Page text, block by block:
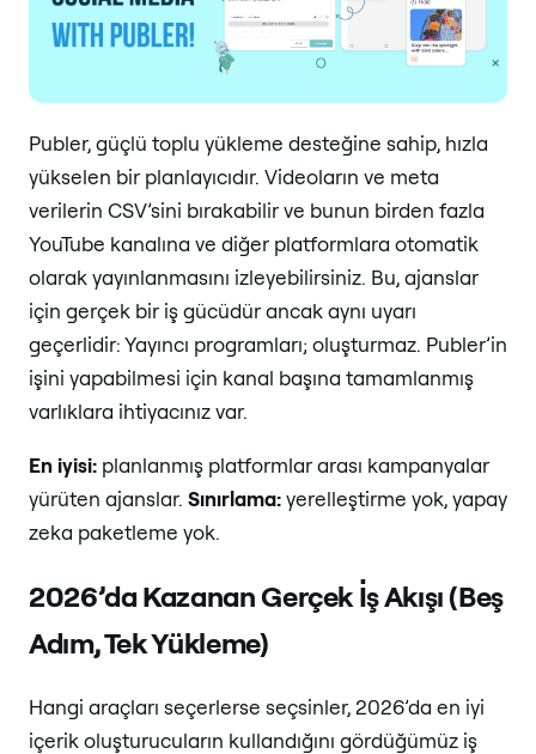
Publer, güçlü toplu yükleme desteğine sahip, hızla
yükselen bir planlayıcıdır. Videoların ve meta
verilerin CSV’sini bırakabilir ve bunun birden fazla
YouTube kanalına ve diğer platformlara otomatik
olarak yayınlanmasını izleyebilirsiniz. Bu, ajanslar
için gerçek bir iş gücüdür ancak aynı uyarı
geçerlidir: Yayıncı programları; oluşturmaz. Publer’in
işini yapabilmesi için kanal başına tamamlanmış
varlıklara ihtiyacınız var.
En iyisi: planlanmış platformlar arası kampanyalar
yürüten ajanslar. Sınırlama:yerelleştirme yok, yapay
zeka paketleme yok.
2026’da Kazanan Gerçek İş Akışı (Beş
Adım, Tek Yükleme)
Hangi araçları seçerlerse seçsinler, 2026’da en iyi
içerik oluşturucuların kullandığını gördüğümüz iş